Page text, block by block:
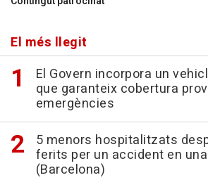
El més llegit
El Govern incorpora un
que garanteix cobertura
emergències
5 menors hospitalitzats
ferits per un accident en
(Barcelona)